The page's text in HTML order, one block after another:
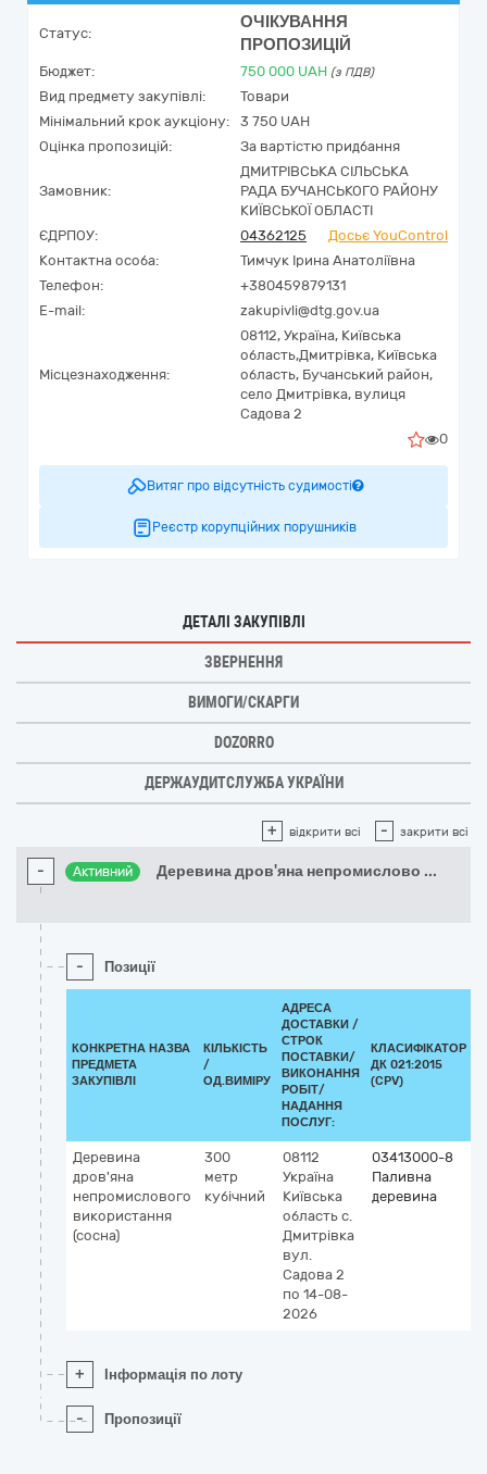
Статус:
ОЧІКУВАННЯ
ПРОПОЗИЦІЙ
Бюджет: 750 000 UAH (з ПДВ)
Вид предмету закупівлі:
Товари
Мінімальний крок аукціону:
3 750 UAH
Оцінка пропозицій:
За вартістю придбання
Замовник:
ДМИТРІВСЬКА СІЛЬСЬКА
РАДА БУЧАНСЬКОГО РАЙОНУ
КИЇВСЬКОЇ ОБЛАСТІ
ЄДРПОУ:
04362125
Досьє YouControl
Контактна особа:
Тимчук Ірина Анатоліївна
Телефон:
+380459879131
E-mail:
zakupivli@dtg.gov.ua
Місцезнаходження:
08112, Україна, Київська
область,Дмитрівка, Київська
область, Бучанський район,
село Дмитрівка, вулиця
Садова 2
0
Витяг про відсутність судимості
Реєстр корупційних порушників
ДЕТАЛІ ЗАКУПІВЛІ
ЗВЕРНЕННЯ
ВИМОГИ/СКАРГИ
DOZORRO
ДЕРЖАУДИТСЛУЖБА УКРАЇНИ
+ відкрити всі - закрити всі
- Активний Деревина дров'яна непромислово ...
- Позиції
КОНКРЕТНА НАЗВА
ПРЕДМЕТА
ЗАКУПІВЛІ
КІЛЬКІСТЬ
/
ОД.ВИМІРУ
АДРЕСА
ДОСТАВКИ /
СТРОК
ПОСТАВКИ/
ВИКОНАННЯ
РОБІТ/
НАДАННЯ
ПОСЛУГ:
КЛАСИФІКАТОР
ДК 021:2015
(CPV)
Деревина
дров'яна
непромислового
використання
(сосна)
300
метр
кубічний
08112
Україна
Київська
область с.
Дмитрівка
вул.
Садова 2
по 14-08-
2026
03413000-8
Паливна
деревина
+ Інформація по лоту
- Пропозиції